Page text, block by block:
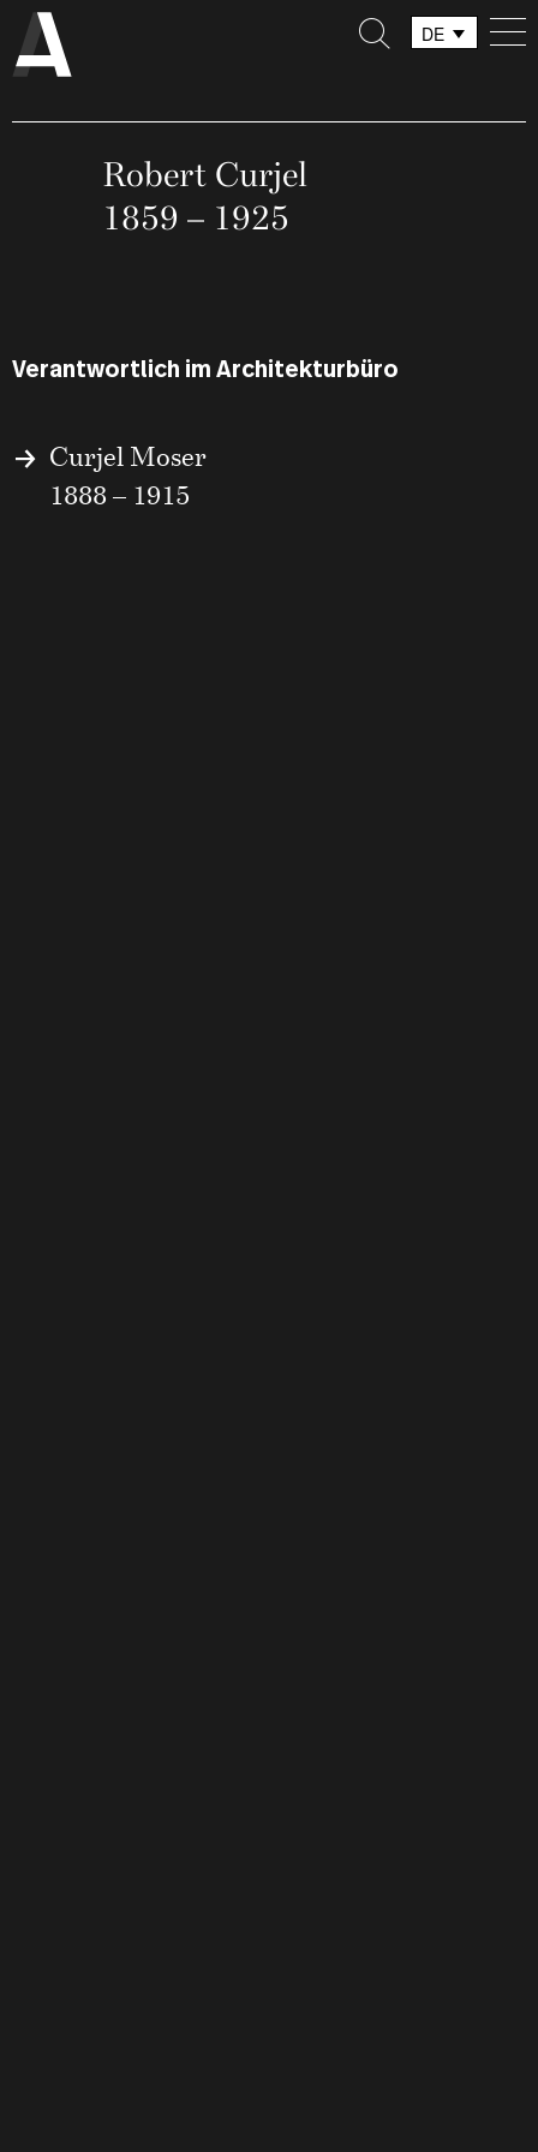
DE
Robert Curjel
1859 – 1925
Verantwortlich im Architekturbüro
Curjel Moser
1888 – 1915